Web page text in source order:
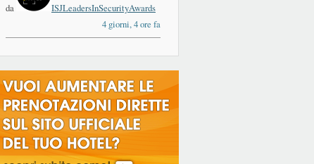
da
ISJLeadersInSecurityAwards
4 giorni, 4 ore fa